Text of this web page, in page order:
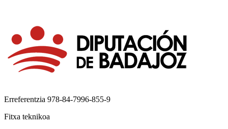
Erreferentzia 978-84-7996-855-9
Fitxa teknikoa